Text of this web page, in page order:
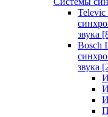
звука
Bosch
звука